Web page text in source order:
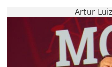
Artur